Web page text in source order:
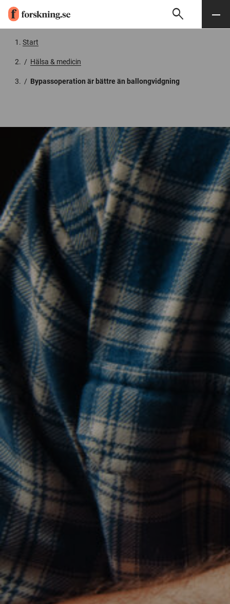
Söksearch Meny
Start
/ Hälsa & medicin
/ Bypassoperation är bättre än ballongvidgning